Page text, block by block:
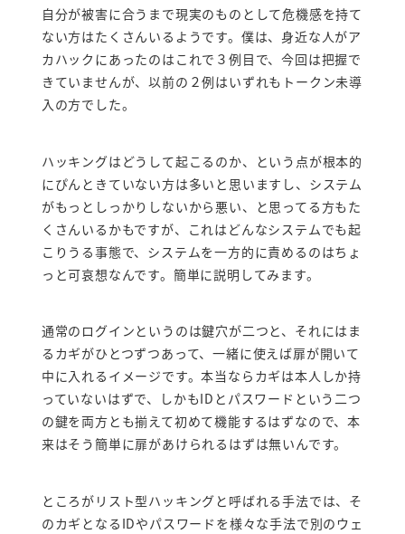
自分が被害に合うまで現実のものとして危機感を持て
ない方はたくさんいるようです。僕は、身近な人がア
カハックにあったのはこれで３例目で、今回は把握で
きていませんが、以前の２例はいずれもトークン未導
入の方でした。
ハッキングはどうして起こるのか、という点が根本的
にぴんときていない方は多いと思いますし、システム
がもっとしっかりしないから悪い、と思ってる方もた
くさんいるかもですが、これはどんなシステムでも起
こりうる事態で、システムを一方的に責めるのはちょ
っと可哀想なんです。簡単に説明してみます。
通常のログインというのは鍵穴が二つと、それにはま
るカギがひとつずつあって、一緒に使えば扉が開いて
中に入れるイメージです。本当ならカギは本人しか持
っていないはずで、しかもIDとパスワードという二つ
の鍵を両方とも揃えて初めて機能するはずなので、本
来はそう簡単に扉があけられるはずは無いんです。
ところがリスト型ハッキングと呼ばれる手法では、そ
のカギとなるIDやパスワードを様々な手法で別のウェ